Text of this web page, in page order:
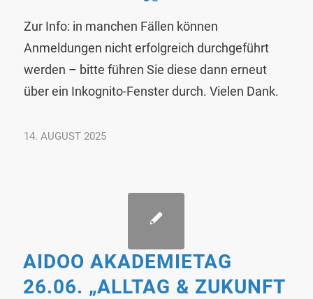
Zur Info: in manchen Fällen können
Anmeldungen nicht erfolgreich durchgeführt
werden – bitte führen Sie diese dann erneut
über ein Inkognito-Fenster durch. Vielen Dank.
14. AUGUST 2025
AIDOO AKADEMIETAG
26.06. „ALLTAG & ZUKUNFT